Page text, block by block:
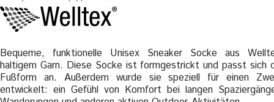
Bequeme, funktionelle Unisex Sneaker Socke aus
haltigem Garn. Diese Socke ist formgestrickt und passt sich
Fußform an. Außerdem wurde sie speziell für einen
entwickelt: ein Gefühl von Komfort bei langen